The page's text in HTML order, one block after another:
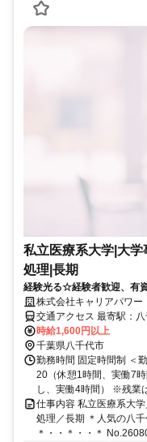
私立医療系大学|大
処理|長期
経験光る☆経験者歓迎、有
５万超☆／物品管理中心の
株式会社キャリアパワー
交通アクセス 最寄駅：八千代中央駅 【交通費
千代中央駅 徒歩9分 京成
和田駅 バス32分
時給1,600円以上
千葉県八千代市
勤務時間 固定時間制 ＜
20（休憩1時間、実働7
し、実働4時間） ※残業
仕事内容 私立医療系大
処理／長期 ＊人気の八
＊・・＊・・＊